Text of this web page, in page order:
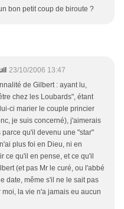
bon petit coup de biroute ?
23/10/2006 13:47
de Gilbert : ayant lu,
chez les Loubards", étant
ci marier le couple princier
je suis concerné), j'aimerais
qu'il devenu une "star"
plus foi en Dieu, ni en
ce qu'il en pense, et ce qu'il
(et pas Mr le curé, ou l'abbé
date, même s'il ne le sait pas
la vie n'a jamais eu aucun